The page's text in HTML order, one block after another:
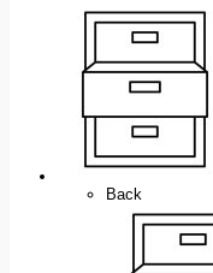
Back